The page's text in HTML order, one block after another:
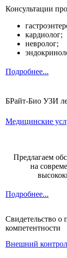
Консультации
кардиолог;
невролог;
Подробнее...
БРайт-Био УЗИ
Медицинские
Предлагаем
на
Подробнее...
Свидетельство о
компетентности
Внешний